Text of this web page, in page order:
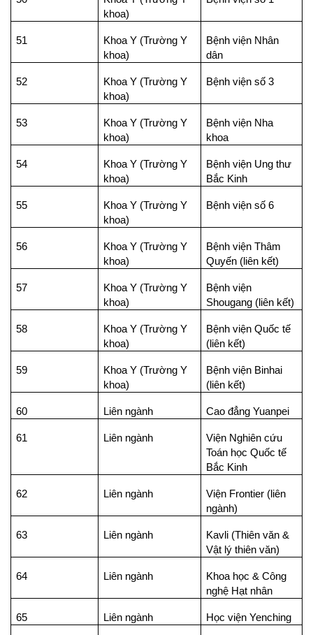
khoa)
51
Khoa Y (Trường Y
khoa)
Bệnh viện Nhân
dân
52
Khoa Y (Trường Y
khoa)
Bệnh viện số 3
53
Khoa Y (Trường Y
khoa)
Bệnh viện Nha
khoa
54
Khoa Y (Trường Y
khoa)
Bệnh viện Ung thư
Bắc Kinh
55
Khoa Y (Trường Y
khoa)
Bệnh viện số 6
56
Khoa Y (Trường Y
khoa)
Bệnh viện Thâm
Quyến (liên kết)
57
Khoa Y (Trường Y
khoa)
Bệnh viện
Shougang (liên kết)
58
Khoa Y (Trường Y
khoa)
Bệnh viện Quốc tế
(liên kết)
59
Khoa Y (Trường Y
khoa)
Bệnh viện Binhai
(liên kết)
60 Liên ngành Cao đẳng Yuanpei
61 Liên ngành
Viện Nghiên cứu
Toán học Quốc tế
Bắc Kinh
62 Liên ngành
Viện Frontier (liên
ngành)
63 Liên ngành
Kavli (Thiên văn &
Vật lý thiên văn)
64 Liên ngành
Khoa học & Công
nghệ Hạt nhân
65 Liên ngành Học viện Yenching